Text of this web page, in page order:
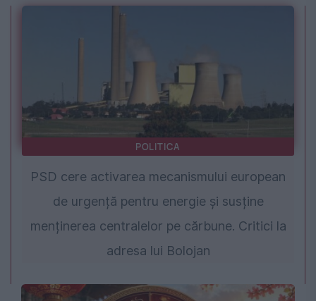
POLITICA
PSD cere activarea mecanismului european
de urgență pentru energie și susține
menținerea centralelor pe cărbune. Critici la
adresa lui Bolojan